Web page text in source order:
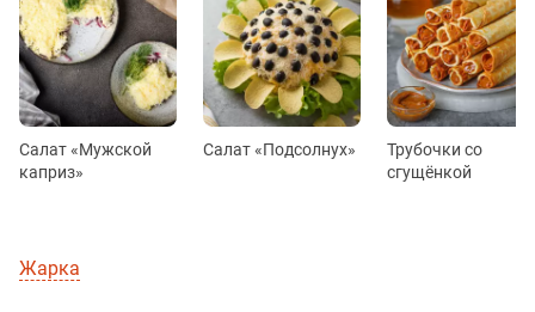
Салат «Мужской
каприз»
Салат «Подсолнух»
Трубочки со
сгущёнкой
Жарка